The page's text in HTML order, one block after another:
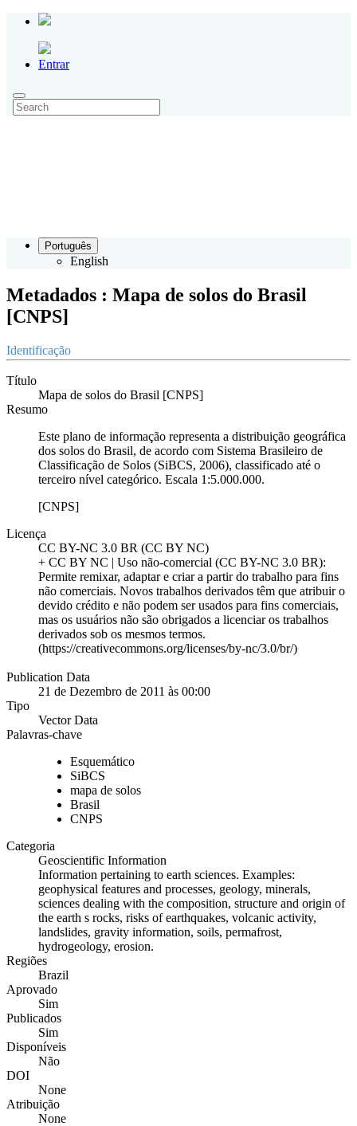
Entrar
Português
English
Metadados : Mapa de solos do Brasil
[CNPS]
Identificação
Título
Mapa de solos do Brasil [CNPS]
Resumo
Este plano de informação representa a distribuição geográfica
dos solos do Brasil, de acordo com Sistema Brasileiro de
Classificação de Solos (SiBCS, 2006), classificado até o
terceiro nível categórico. Escala 1:5.000.000.
[CNPS]
Licença
CC BY-NC 3.0 BR (CC BY NC)
+ CC BY NC | Uso não-comercial (CC BY-NC 3.0 BR):
Permite remixar, adaptar e criar a partir do trabalho para fins
não comerciais. Novos trabalhos derivados têm que atribuir o
devido crédito e não podem ser usados para fins comerciais,
mas os usuários não são obrigados a licenciar os trabalhos
derivados sob os mesmos termos.
(https://creativecommons.org/licenses/by-nc/3.0/br/)
Publication Data
21 de Dezembro de 2011 às 00:00
Tipo
Vector Data
Palavras-chave
Esquemático
SiBCS
mapa de solos
Brasil
CNPS
Categoria
Geoscientific Information
Information pertaining to earth sciences. Examples:
geophysical features and processes, geology, minerals,
sciences dealing with the composition, structure and origin of
the earth s rocks, risks of earthquakes, volcanic activity,
landslides, gravity information, soils, permafrost,
hydrogeology, erosion.
Regiões
Brazil
Aprovado
Sim
Publicados
Sim
Disponíveis
Não
DOI
None
Atribuição
None